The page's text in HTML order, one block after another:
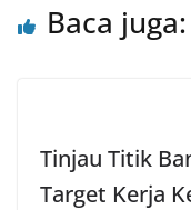
Baca juga:
Tinjau Titik
Target Kerja